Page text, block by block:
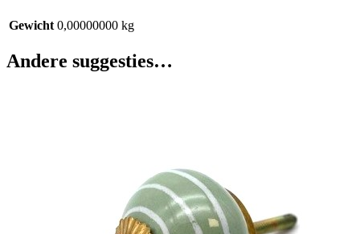
Gewicht 0,00000000 kg
Andere suggesties…